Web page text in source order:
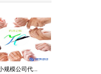
规模公司代...